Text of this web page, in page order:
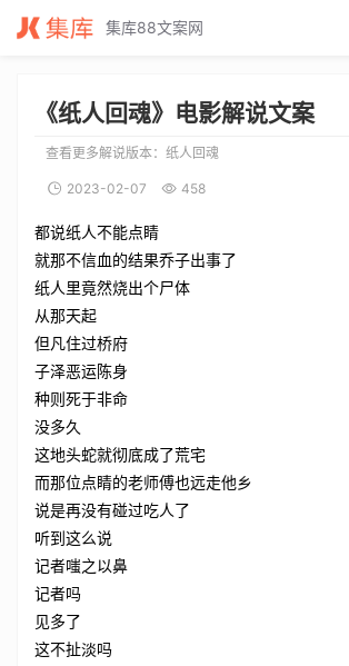
纸人回魂电影解说文案_纸人回魂电影解说词_纸人回魂电影解说稿
集库88文案网
《纸人回魂》电影解说文案
查看更多解说版本： 纸人回魂
2023-02-07 458
都说纸人不能点睛
就那不信血的结果乔子出事了
纸人里竟然烧出个尸体
从那天起
但凡住过桥府
子泽恶运陈身
种则死于非命
没多久
这地头蛇就彻底成了荒宅
而那位点睛的老师傅也远走他乡
说是再没有碰过吃人了
听到这么说
记者嗤之以鼻
记者吗
见多了
这不扯淡吗